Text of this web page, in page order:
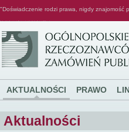
"Doświadczenie rodzi prawa, nigdy znajomość
AKTUALNOŚCI PRAWO
Aktualności